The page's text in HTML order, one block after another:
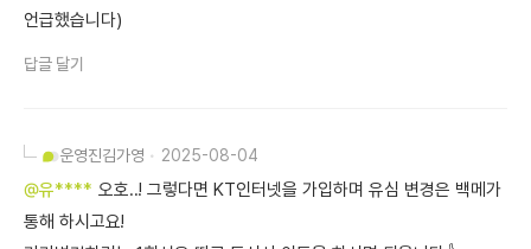
언급했습니다)
답글 달기
운영진김가영 2025-08-04
@유**** 오호..! 그렇다면 KT인터넷을 가입하며 유심 변경은 백메가
통해 하시고요!